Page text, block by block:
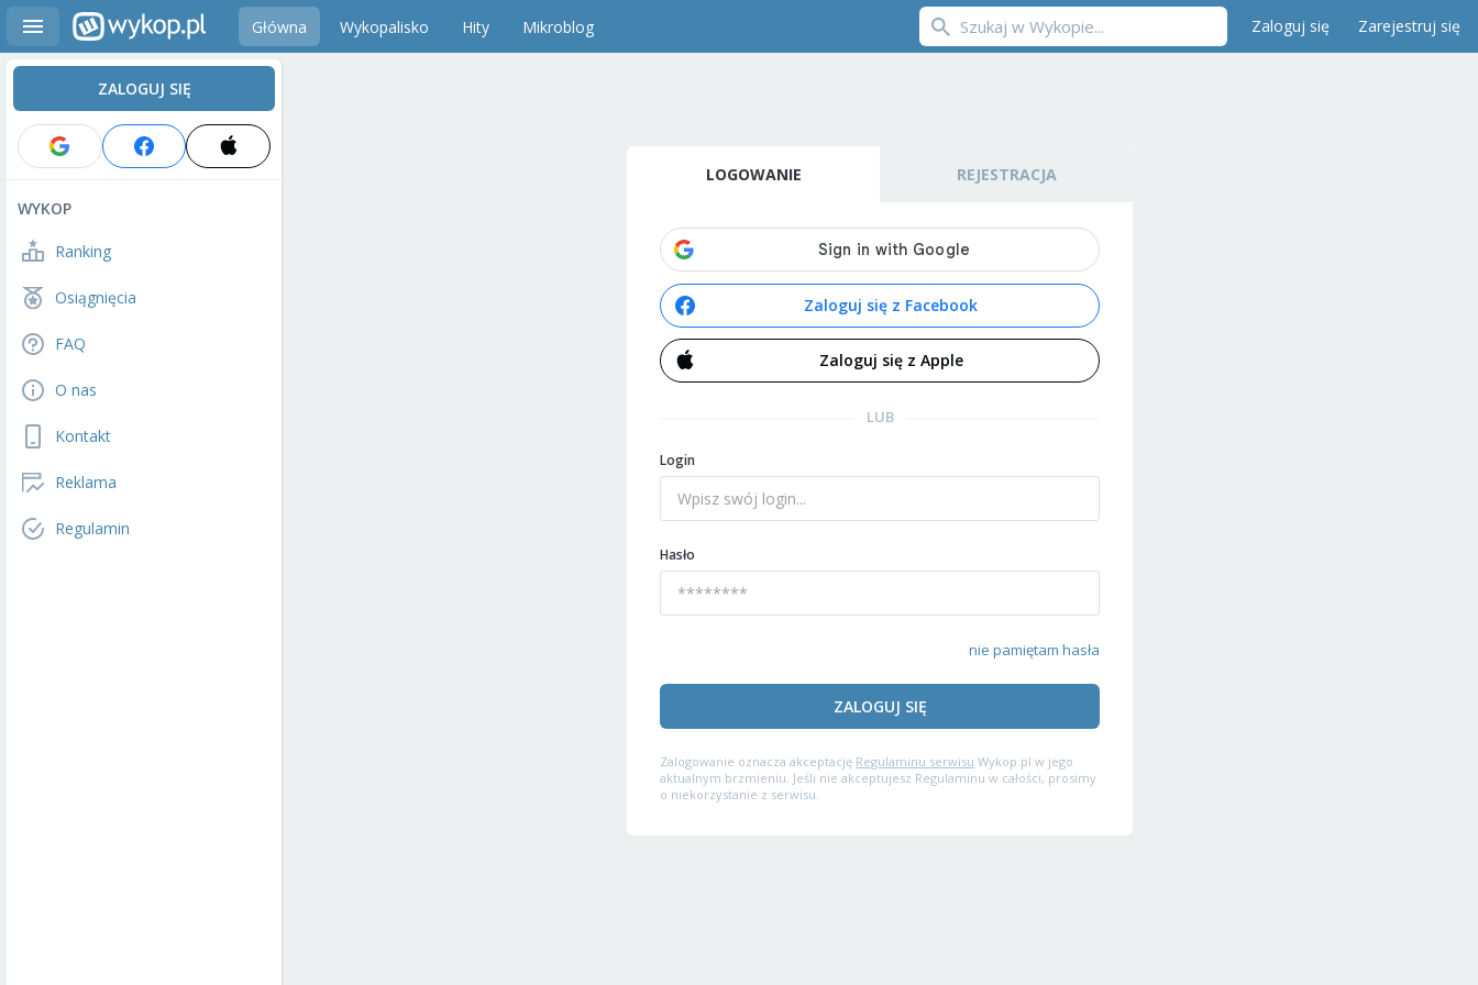
Główna Wykopalisko Hity Mikroblog Zaloguj się Zarejestruj się
ZALOGUJ SIĘ
WYKOP
Ranking
Osiągnięcia
FAQ
O nas
Kontakt
Reklama
Regulamin
LOGOWANIE REJESTRACJA
Zaloguj się z Facebook
Zaloguj się z Apple
LUB
Login
Hasło
nie pamiętam hasła
ZALOGUJ SIĘ
Zalogowanie oznacza akceptację Regulaminu serwisu Wykop.pl w jego
aktualnym brzmieniu. Jeśli nie akceptujesz Regulaminu w całości, prosimy
o niekorzystanie z serwisu.